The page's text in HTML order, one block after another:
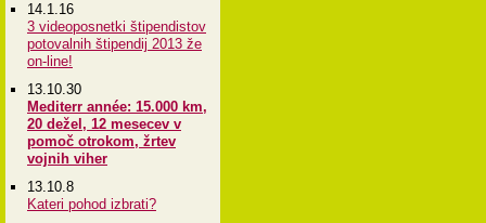
14.1.16
3 videoposnetki štipendistov
potovalnih štipendij 2013 že
on-line!
13.10.30
Mediterr année: 15.000 km,
20 dežel, 12 mesecev v
pomoč otrokom, žrtev
vojnih viher
13.10.8
Kateri pohod izbrati?